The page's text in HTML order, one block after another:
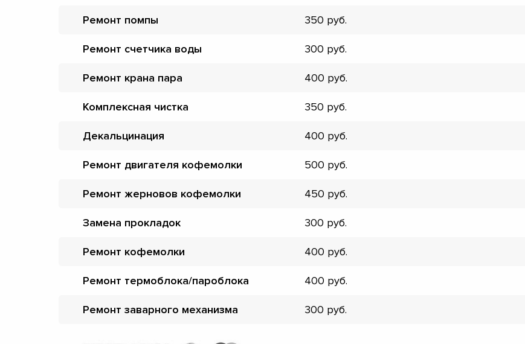
Ремонт помпы 350
Ремонт счетчика воды 300
Ремонт крана пара 400
Комплексная чистка 350
Декальцинация 400
Ремонт двигателя кофемолки 500
Ремонт жерновов кофемолки 450
Замена прокладок 300
Ремонт кофемолки 400
Ремонт термоблока/пароблока 400
Ремонт заварного механизма 300